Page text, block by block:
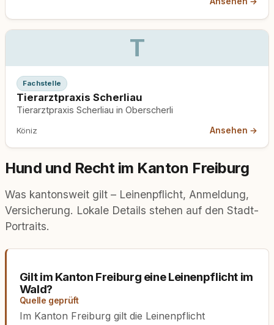
T
Fachstelle
Tierarztpraxis Scherliau
Tierarztpraxis Scherliau in Oberscherli
Köniz Ansehen →
Hund und Recht im Kanton Freiburg
Was kantonsweit gilt – Leinenpflicht, Anmeldung,
Versicherung. Lokale Details stehen auf den Stadt-
Portraits.
Gilt im Kanton Freiburg eine Leinenpflicht im
Wald?
Quelle geprüft
Im Kanton Freiburg gilt die Leinenpflicht